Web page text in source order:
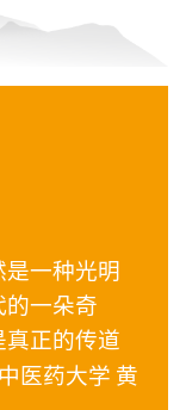
一种光明
的一朵奇
正的传道
医药大学 黄